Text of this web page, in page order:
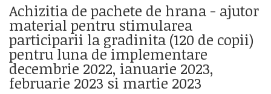
Achizitia de pachete de hrana - ajutor
material pentru stimularea
participarii la gradinita (120 de copii)
pentru luna de implementare
decembrie 2022, ianuarie 2023,
februarie 2023 si martie 2023